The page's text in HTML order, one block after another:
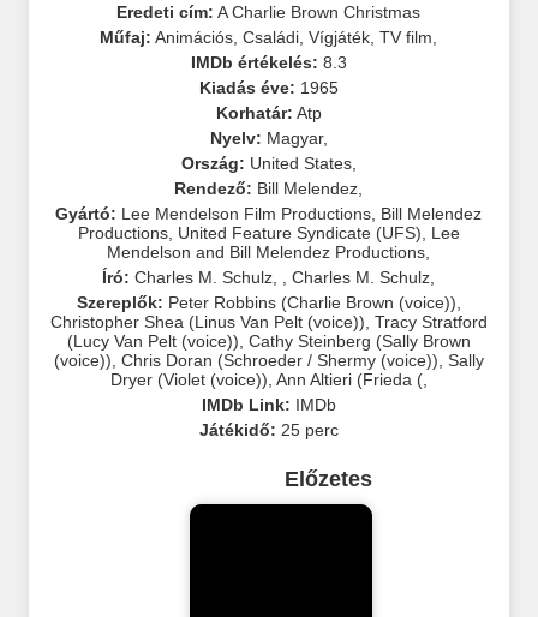
Eredeti cím: A Charlie Brown Christmas
Műfaj: Animációs ,Családi ,Vígjáték ,TV film
IMDb értékelés: 8.3
Kiadás éve: 1965
Korhatár: Atp
Nyelv: Magyar,
Ország: United States,
Rendező: Bill Melendez
Gyártó: Lee Mendelson Film Productions Bill Melendez
Productions, United Feature Syndicate (UFS)
Lee
Mendelson and Bill Melendez Productions
Író: Charles M. Schulz ,Charles M. Schulz
Szereplők: Peter Robbins (Charlie Brown (voice))
Christopher Shea (Linus Van Pelt (voice)) Tracy Stratford
(Lucy Van Pelt (voice)) Cathy Steinberg (Sally Brown
(voice)) Chris Doran (Schroeder / Shermy (voice)) Sally
Dryer (Violet (voice)) Ann Altieri (Frieda (,
IMDb Link: IMDb
Játékidő: 25 perc
Előzetes